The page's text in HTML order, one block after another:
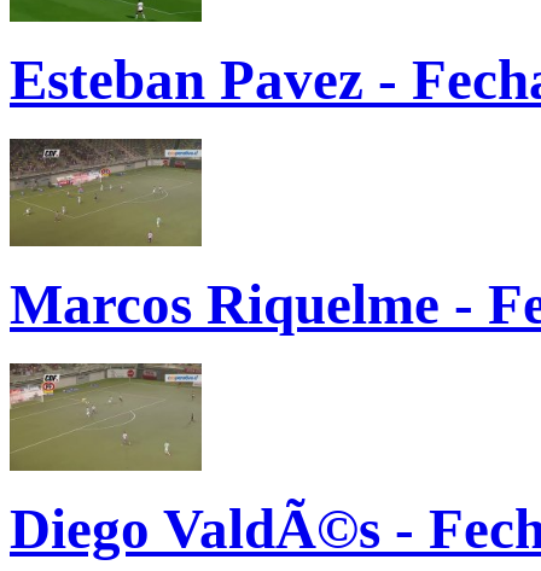
Esteban Pavez -
Marcos Riquelme -
Diego ValdÃ©s -